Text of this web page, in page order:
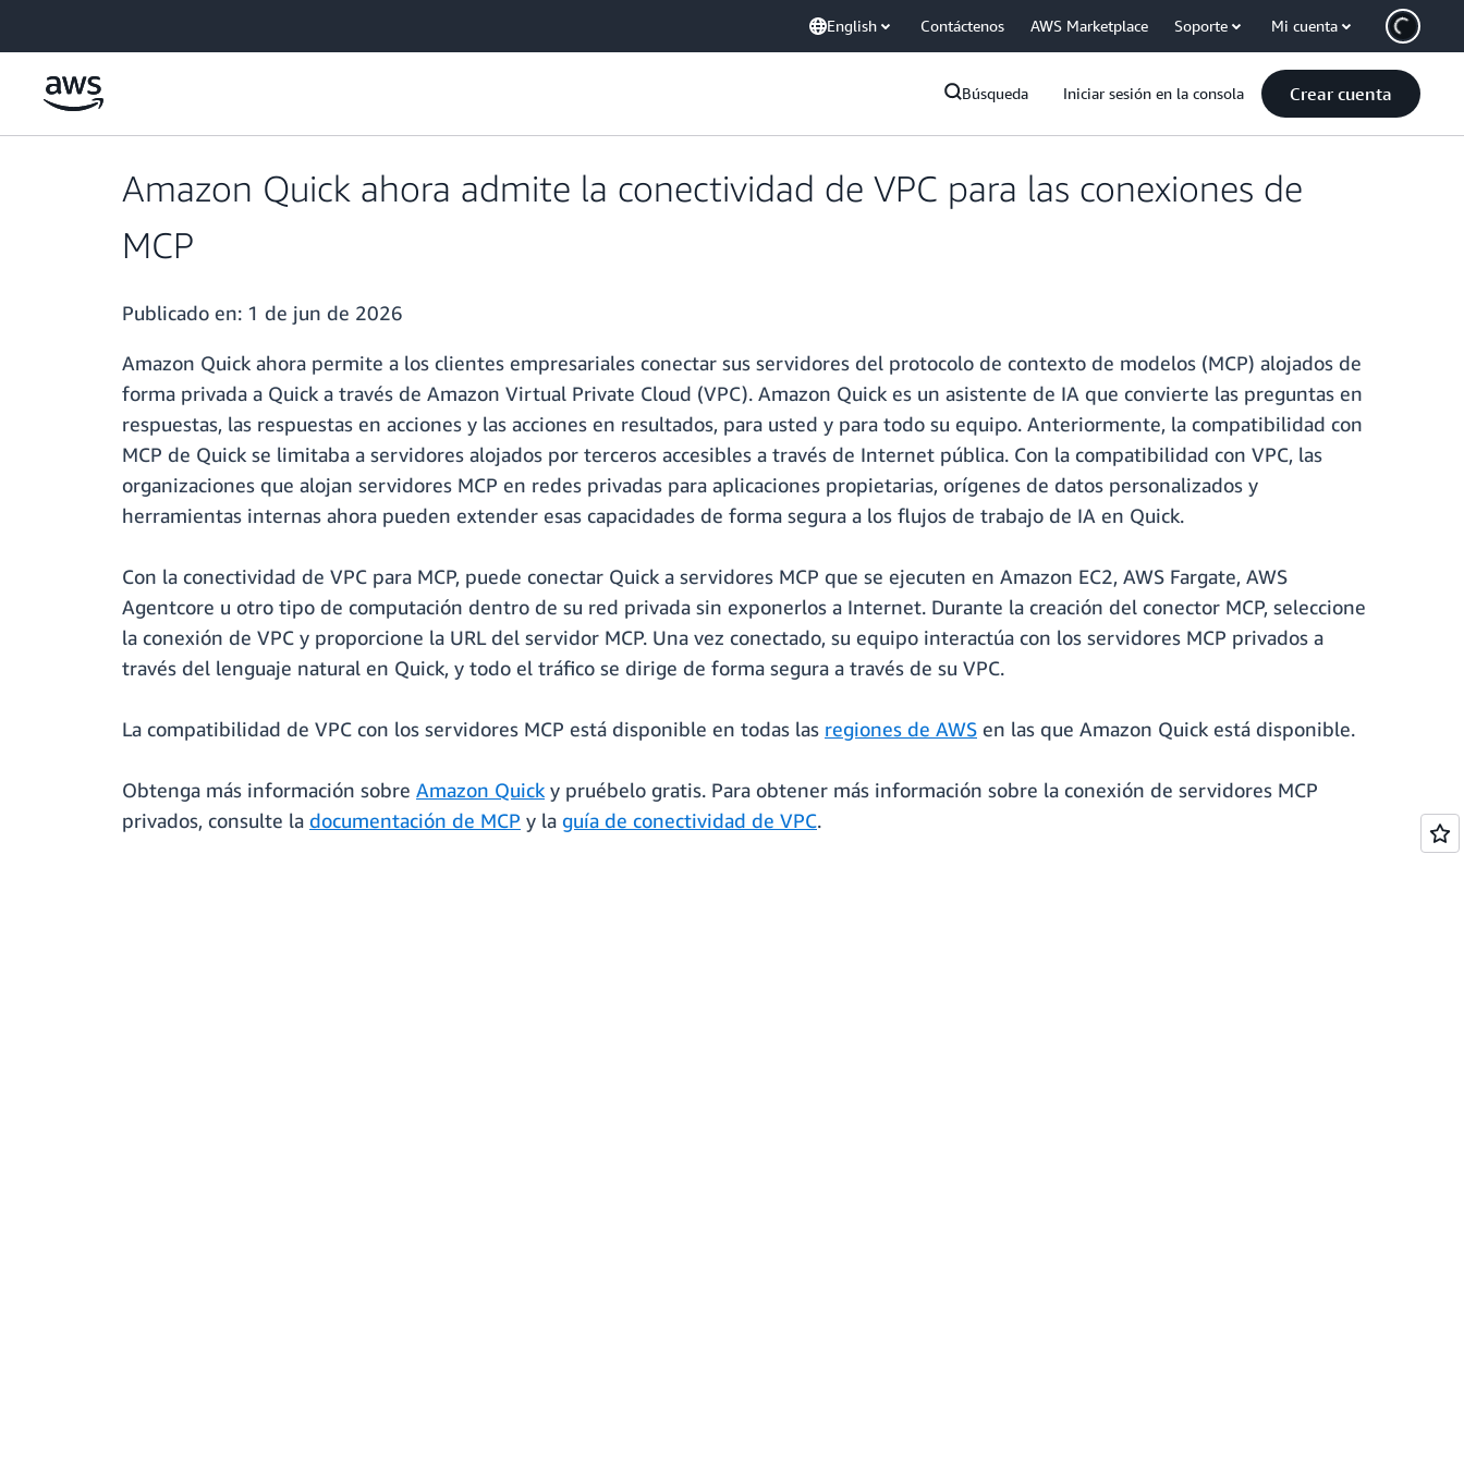
English Contáctenos AWS Marketplace Soporte Mi cuenta
Búsqueda Iniciar sesión en la consola Crear cuenta
Amazon Quick ahora admite la conectividad de VPC para las conexiones de
MCP
Publicado en: 1 de jun de 2026
Amazon Quick ahora permite a los clientes empresariales conectar sus servidores del protocolo de contexto de modelos (MCP) alojados de
forma privada a Quick a través de Amazon Virtual Private Cloud (VPC). Amazon Quick es un asistente de IA que convierte las preguntas en
respuestas, las respuestas en acciones y las acciones en resultados, para usted y para todo su equipo. Anteriormente, la compatibilidad con
MCP de Quick se limitaba a servidores alojados por terceros accesibles a través de Internet pública. Con la compatibilidad con VPC, las
organizaciones que alojan servidores MCP en redes privadas para aplicaciones propietarias, orígenes de datos personalizados y
herramientas internas ahora pueden extender esas capacidades de forma segura a los flujos de trabajo de IA en Quick.
Con la conectividad de VPC para MCP, puede conectar Quick a servidores MCP que se ejecuten en Amazon EC2, AWS Fargate, AWS
Agentcore u otro tipo de computación dentro de su red privada sin exponerlos a Internet. Durante la creación del conector MCP, seleccione
la conexión de VPC y proporcione la URL del servidor MCP. Una vez conectado, su equipo interactúa con los servidores MCP privados a
través del lenguaje natural en Quick, y todo el tráfico se dirige de forma segura a través de su VPC.
La compatibilidad de VPC con los servidores MCP está disponible en todas las regiones de AWS en las que Amazon Quick está disponible.
Obtenga más información sobre Amazon Quick y pruébelo gratis. Para obtener más información sobre la conexión de servidores MCP
privados, consulte la documentación de MCP y la guía de conectividad de VPC.